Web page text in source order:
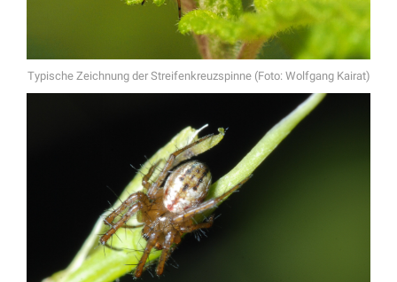
Typische Zeichnung der Streifenkreuzspinne (Foto: Wolfgang Kairat)